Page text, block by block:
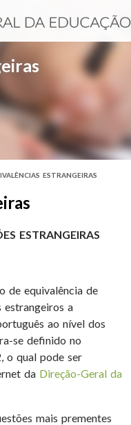
ESTRANGEIRAS
ESTRANGEIRAS
de equivalência de
estrangeiros a
ao nível dos
se definido no
o qual pode ser
da Direção-Geral da
mais prementes